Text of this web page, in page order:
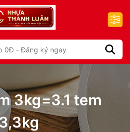
3kg=3.1 tem